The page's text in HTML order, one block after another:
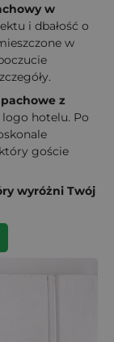
w
i dbałość o
w
z
hotelu. Po
goście
wyróżni Twój